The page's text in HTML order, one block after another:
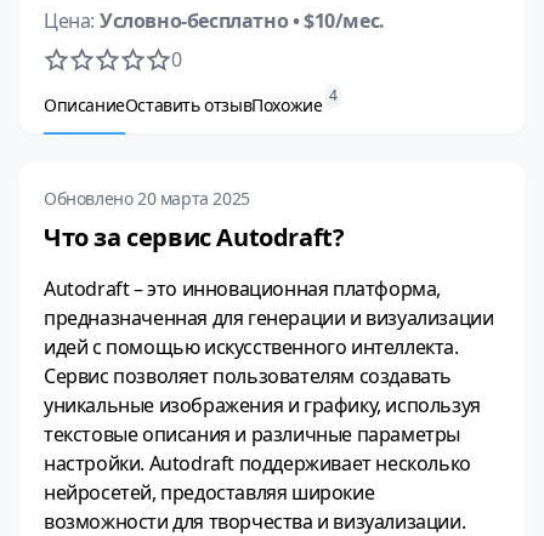
Цена: Условно-бесплатно• $10/мес.
0
ОписаниеОставить отзывПохожие 4
Обновлено 20 марта 2025
Что за сервис Autodraft?
Autodraft – это инновационная платформа,
предназначенная для генерации и визуализации
идей с помощью искусственного интеллекта.
Сервис позволяет пользователям создавать
уникальные изображения и графику, используя
текстовые описания и различные параметры
настройки. Autodraft поддерживает несколько
нейросетей, предоставляя широкие
возможности для творчества и визуализации.